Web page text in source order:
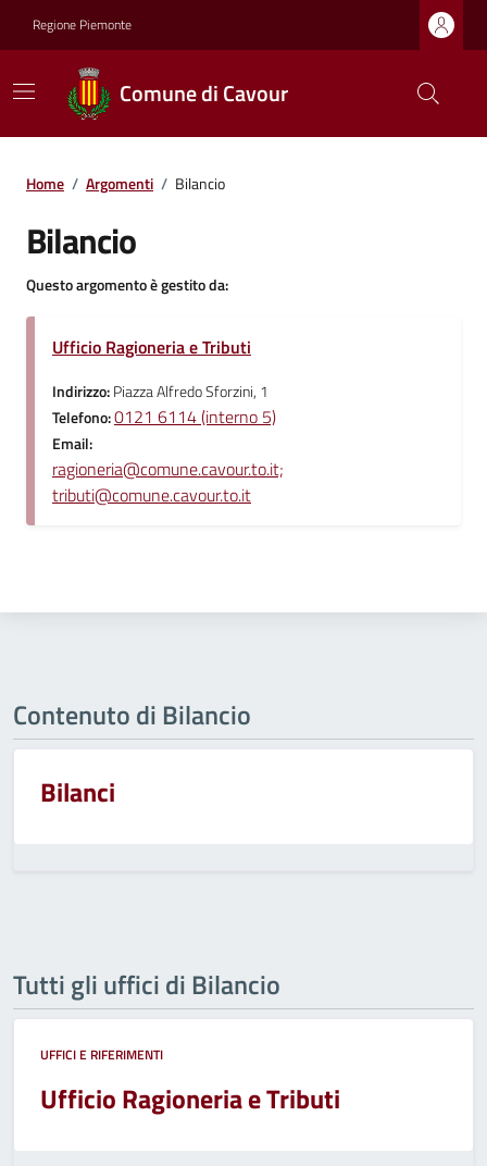
Regione Piemonte
Comune di Cavour
Home / Argomenti / Bilancio
Bilancio
Questo argomento è gestito da:
Ufficio Ragioneria e Tributi
Indirizzo:Piazza Alfredo Sforzini, 1
Telefono:0121 6114 (interno 5)
Email:
ragioneria@comune.cavour.to.it;
tributi@comune.cavour.to.it
Contenuto di Bilancio
Bilanci
Tutti gli uffici di Bilancio
UFFICI E RIFERIMENTI
Ufficio Ragioneria e Tributi